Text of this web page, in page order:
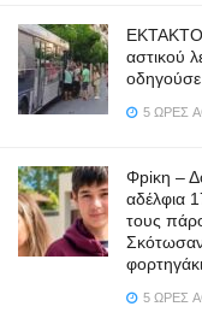
αστικού
5 ΏΡΕΣ
Φpiκη –
αδέλφια
τους
Σκότωσαν
φορτηγάκι
5 ΏΡΕΣ